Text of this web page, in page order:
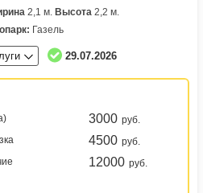
2,1 м. Высота 2,2 м.
Газель
29.07.2026
3000 руб.
4500 руб.
12000 руб.